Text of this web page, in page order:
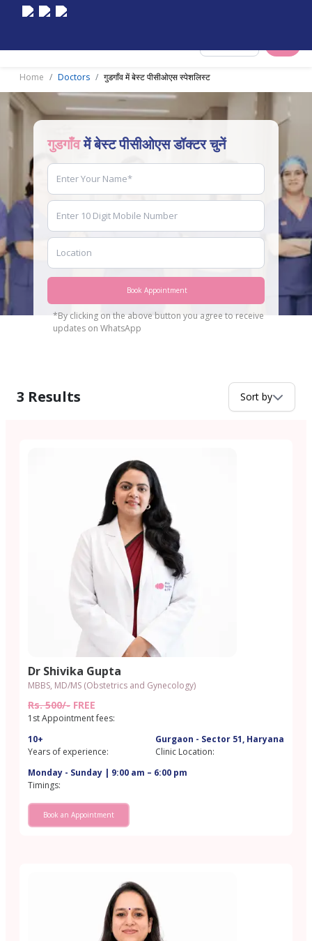
Home Doctors गुडगाँव में बेस्ट पीसीओएस स्पेशलिस्ट
गुडगाँवमें बेस्ट पीसीओएस डॉक्टर चुनें
Book Appointment
*By clicking on the above button you agree to receive
updates on WhatsApp
3 Results Sort by
Dr Shivika Gupta
MBBS, MD/MS (Obstetrics and Gynecology)
Rs. 500/- FREE
1st Appointment fees:
10+
Years of experience:
Gurgaon - Sector 51, Haryana
Clinic Location:
Monday - Sunday | 9:00 am – 6:00 pm
Timings:
Book an Appointment